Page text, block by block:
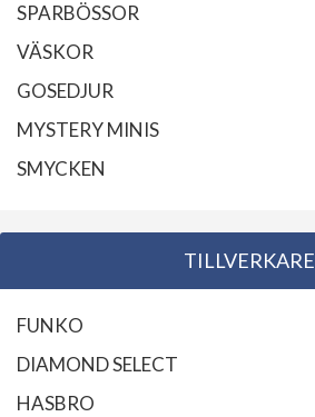
SPARBÖSSOR
VÄSKOR
GOSEDJUR
MYSTERY MINIS
SMYCKEN
TILLVERKARE
FUNKO
DIAMOND SELECT
HASBRO